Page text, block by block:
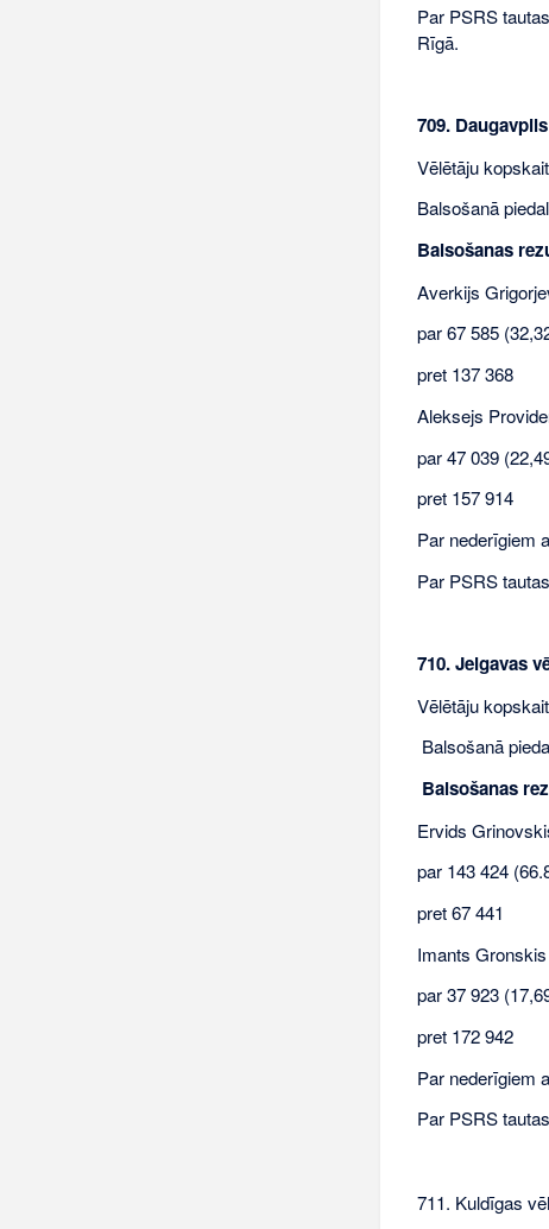
Par PSRS
Rīgā.
709.
Vēlētāju
Balsošanā
Balsošanas
Averkijs
par 67 585
pret 137 368
Aleksejs
par 47 039
pret 157 914
Par nederīgiem
Par PSRS
710. Jelgavas
Vēlētāju
Balsošanā
Balsošanas
Ervids
par 143 424
pret 67 441
Imants
par 37 923
pret 172 942
Par nederīgiem
Par PSRS
711. Kuldīgas